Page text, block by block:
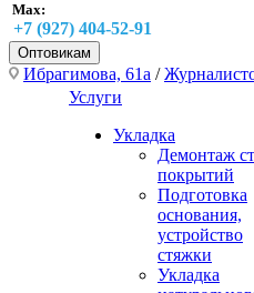
Max:
+7 (927) 404-52-91
Оптовикам
Ибрагимова, 61а /
Услуги
Укладка
Демонтаж
покрытий
Подготовка
основания,
устройство
стяжки
Укладка